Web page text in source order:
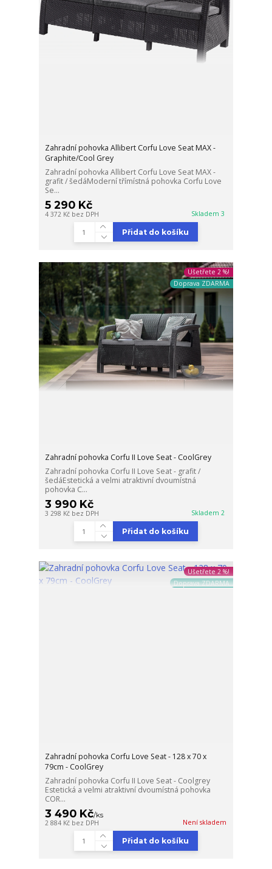
Zahradní pohovka Allibert Corfu Love Seat MAX -
Graphite/Cool Grey
Zahradní pohovka Allibert Corfu Love Seat MAX -
grafit / šedáModerní třímístná pohovka Corfu Love
Se...
5 290 Kč
4 372 Kč bez DPH Skladem 3
Přidat do košíku
Ušetřete 2 %!
Doprava ZDARMA
Zahradní pohovka Corfu II Love Seat - CoolGrey
Zahradní pohovka Corfu II Love Seat - grafit /
šedáEstetická a velmi atraktivní dvoumístná
pohovka C...
3 990 Kč
3 298 Kč bez DPH Skladem 2
Přidat do košíku
Ušetřete 2 %!
Doprava ZDARMA
Zahradní pohovka Corfu Love Seat - 128 x 70 x
79cm - CoolGrey
Zahradní pohovka Corfu II Love Seat - Coolgrey
Estetická a velmi atraktivní dvoumístná pohovka
COR...
3 490 Kč/ks
2 884 Kč bez DPH Není skladem
Přidat do košíku